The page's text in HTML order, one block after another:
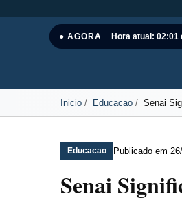
● AGORA Hora atual: 02:01
Inicio Educacao Senai
Educacao Publicado em
Senai